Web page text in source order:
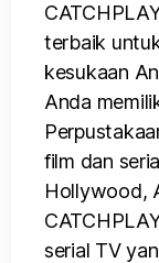
terbaik
kesukaan
Anda
film dan
Hollywood,
serial TV